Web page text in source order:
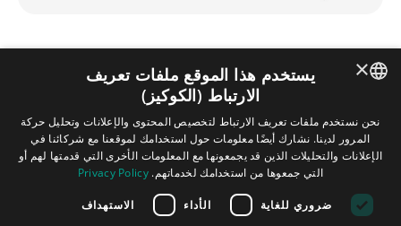
الشروط والأحكامسياسة الخصوصيةبصمةFAQContact
Tribune Group GmbH Inc.
Nationally Approved PACE Program
ENGLISH
GERMAN
SPANISH
JAPANESE
×
يستخدم هذا الموقع ملفات تعريف
الارتباط (الكوكيز)
نحن نستخدم ملفات تعريف الارتباط لتخصيص المحتوى والإعلانات وتحليل حركة
المرور لدينا. نشارك أيضًا معلومات حول استخدامك لموقعنا مع شركائنا في
الإعلانات والتحليلات الذين قد يجمعونها مع المعلومات الأخرى التي قدمتها لهم أو
التي جمعوها من استخدامك لخدماتهم. Privacy Policy
ضروري للغاية الأداء الاستهداف